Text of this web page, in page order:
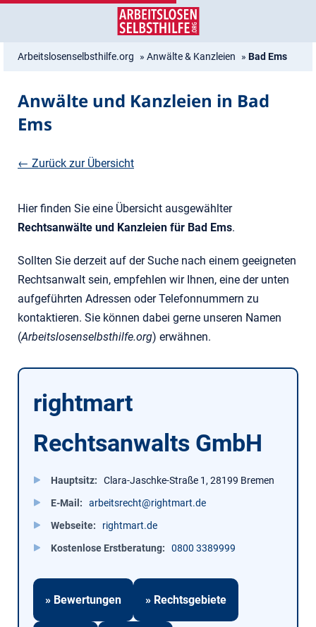
Zum
Zur
Anwälte und Kanzleien in Bad
Ems
Arbeitslosenselbsthilfe.org » Anwälte & Kanzleien » Bad Ems
← Zurück zur Übersicht
Hier finden Sie eine Übersicht ausgewählter
Rechtsanwälte und Kanzleien für Bad Ems.
Sollten Sie derzeit auf der Suche nach einem geeigneten
Rechtsanwalt sein, empfehlen wir Ihnen, eine der unten
aufgeführten Adressen oder Telefonnummern zu
kontaktieren. Sie können dabei gerne unseren Namen
(Arbeitslosenselbsthilfe.org) erwähnen.
rightmart
Rechtsanwalts GmbH
Hauptsitz
Clara-Jaschke-Straße 1, 28199 Bremen
E-Mail
arbeitsrecht@rightmart.de
Webseite
rightmart.de
Kostenlose Erstberatung
0800 3389999
» Bewertungen » Rechtsgebiete